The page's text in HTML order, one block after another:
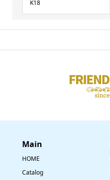
K18
Main
HOME
Catalog